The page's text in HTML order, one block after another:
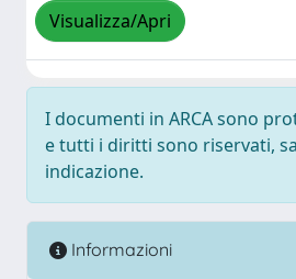
Visualizza/Apri
I documenti in ARCA sono
e tutti i diritti sono riservati,
indicazione.
Informazioni